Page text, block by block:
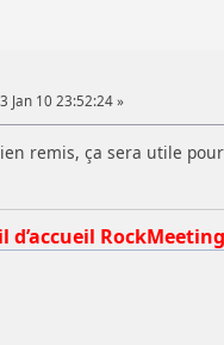
Jan 10 23:52:24 »
remis, ça sera utile
d’accueil